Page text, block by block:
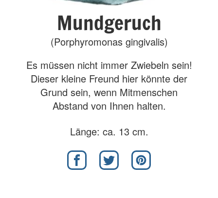
Mundgeruch
(Porphyromonas gingivalis)
Es müssen nicht immer Zwiebeln sein!
Dieser kleine Freund hier könnte der
Grund sein, wenn Mitmenschen
Abstand von Ihnen halten.
Länge: ca. 13 cm.